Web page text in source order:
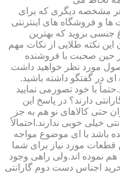
مشخصه دیگری که برای
ها و فروشگاه های اینترنتی
جنسی بروید که بهترین
این نکته طلایی از نکات مهم
حین صحبت با فروشنده
مورد نظر خواهید داشت
ای در گفتگو داشته باشید.
با خود تصورمی نمایید
دارند؟ در پاسخ این
حتی کالاهای نو هم به جز
خیلی خوبی ندارند.احتمالاً
باشد با ای موضوع مواجه
قطعات مورد نیاز برای شما
نموده اند.ولی راهی وجود
خرید اجناس دست دوم گارانتی